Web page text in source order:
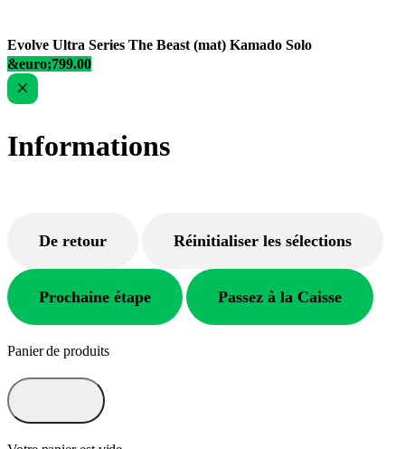
Evolve Ultra Series The Beast (mat) Kamado Solo
&euro;799.00
Informations
De retour Réinitialiser les sélections
Prochaine étape Passez à la Caisse
Panier de produits